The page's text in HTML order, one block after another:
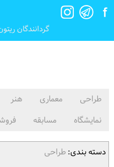
گردانندگان
طراحی معماری هنر
نمایشگاه
مسابقه
دسته بندی:طراحی